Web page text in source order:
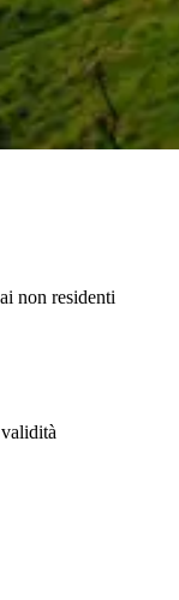
non residenti